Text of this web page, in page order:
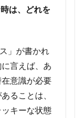
は、どれを
」が書かれ
言えば、あ
意識が必要
ることは、
キーな状態